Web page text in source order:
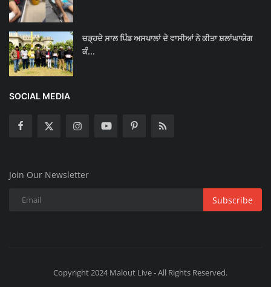
ਚੜ੍ਹਦੇ ਸਾਲ ਪਿੰਡ ਅਸਪਾਲਾਂ ਦੇ ਵਾਸੀਆਂ ਨੇ ਕੀਤਾ ਸ਼ਲਾਂਘਾਯੋਗ
ਕੰ...
SOCIAL MEDIA
Join Our Newsletter
Subscribe
Copyright 2024 Malout Live - All Rights Reserved.